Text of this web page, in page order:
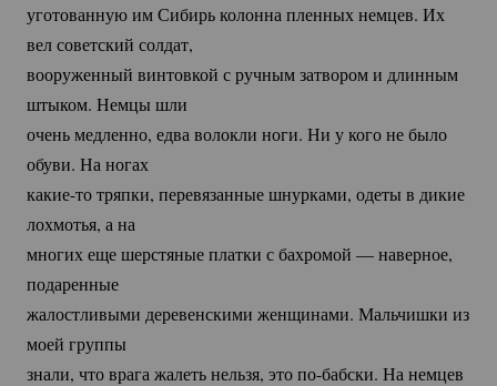
уготованную им Сибирь колонна пленных немцев. Их
вел советский солдат,
вооруженный винтовкой с ручным затвором и длинным
штыком. Немцы шли
очень медленно, едва волокли ноги. Ни у кого не было
обуви. На ногах
какие-тотряпки, перевязанные шнурками, одеты в дикие
лохмотья, а на
многих еще шерстяные платки с бахромой — наверное,
подаренные
жалостливыми деревенскими женщинами. Мальчишки из
моей группы
знали, что врага жалеть нельзя, этопо-бабски. На немцев